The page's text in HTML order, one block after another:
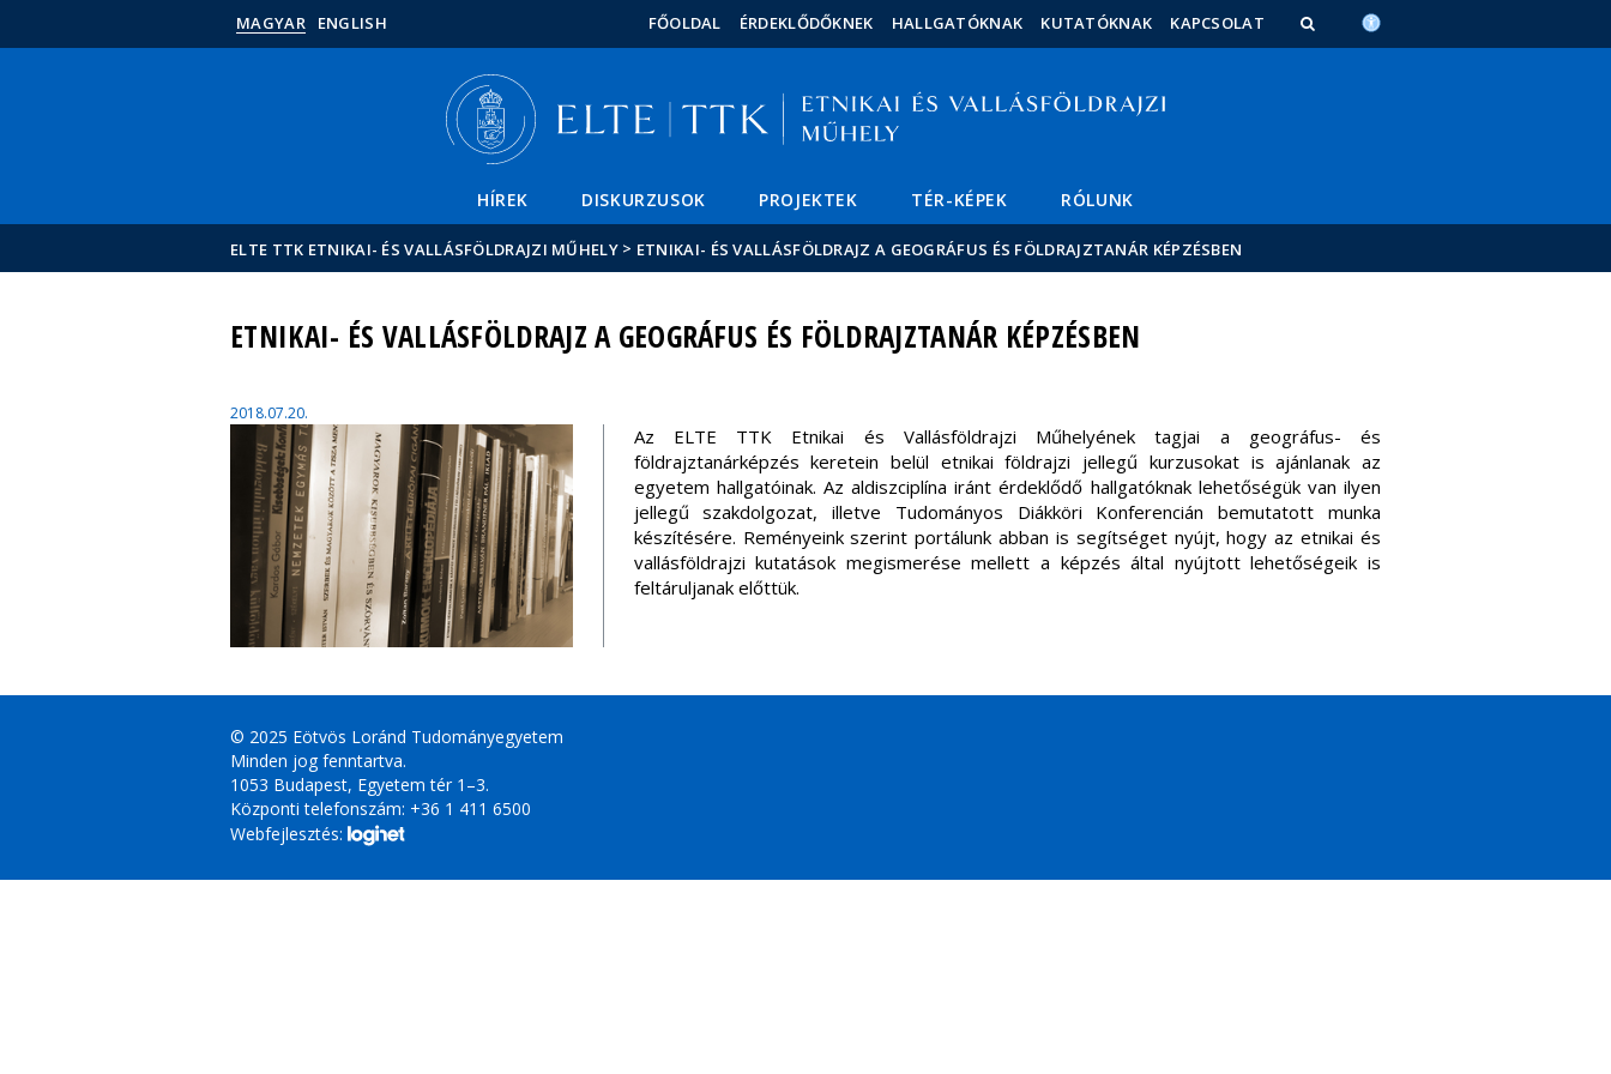
Hírek
Események
ELTE a
MAGYAR ENGLISH FŐOLDAL ÉRDEKLŐDŐKNEK HALLGATÓKNAK KUTATÓKNAK KAPCSOLAT
HÍREK DISKURZUSOK PROJEKTEK TÉR-KÉPEK RÓLUNK
ELTE TTK ETNIKAI- ÉS VALLÁSFÖLDRAJZI MŰHELY > ETNIKAI- ÉS VALLÁSFÖLDRAJZ A GEOGRÁFUS ÉS FÖLDRAJZTANÁR KÉPZÉSBEN
ETNIKAI- ÉS VALLÁSFÖLDRAJZ A GEOGRÁFUS ÉS FÖLDRAJZTANÁR KÉPZÉSBEN
2018.07.20.
Az ELTE TTK Etnikai és Vallásföldrajzi Műhelyének tagjai a geográfus- és
földrajztanárképzés keretein belül etnikai földrajzi jellegű kurzusokat is ajánlanak az
egyetem hallgatóinak. Az aldiszciplína iránt érdeklődő hallgatóknak lehetőségük van ilyen
jellegű szakdolgozat, illetve Tudományos Diákköri Konferencián bemutatott munka
készítésére. Reményeink szerint portálunk abban is segítséget nyújt, hogy az etnikai és
vallásföldrajzi kutatások megismerése mellett a képzés által nyújtott lehetőségeik is
feltáruljanak előttük.
© 2025 Eötvös Loránd Tudományegyetem
Minden jog fenntartva.
1053 Budapest, Egyetem tér 1–3.
Központi telefonszám: +36 1 411 6500
Webfejlesztés: